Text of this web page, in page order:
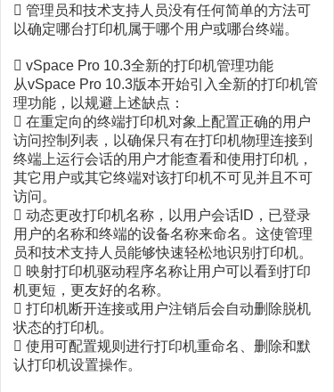
 管理员和技术支持人员没有任何简单的方法可
以确定哪台打印机属于哪个用户或哪台终端。
 vSpace Pro 10.3全新的打印机管理功能
从vSpace Pro 10.3版本开始引入全新的打印机管
理功能，以规避上述缺点：
 在重定向的终端打印机对象上配置正确的用户
访问控制列表，以确保只有在打印机物理连接到
终端上运行会话的用户才能查看和使用打印机，
其它用户或其它终端对该打印机不可见并且不可
访问。
 动态更改打印机名称，以用户会话ID，已登录
用户的名称和终端的设备名称来命名。这使管理
员和技术支持人员能够快速轻松地识别打印机。
 映射打印机驱动程序名称让用户可以看到打印
机更短，更友好的名称。
 打印机断开连接或用户注销后会自动删除脱机
状态的打印机。
 使用可配置规则进行打印机重命名、删除和默
认打印机设置操作。